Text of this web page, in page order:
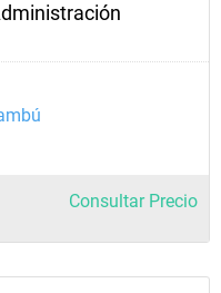
Consultar Precio